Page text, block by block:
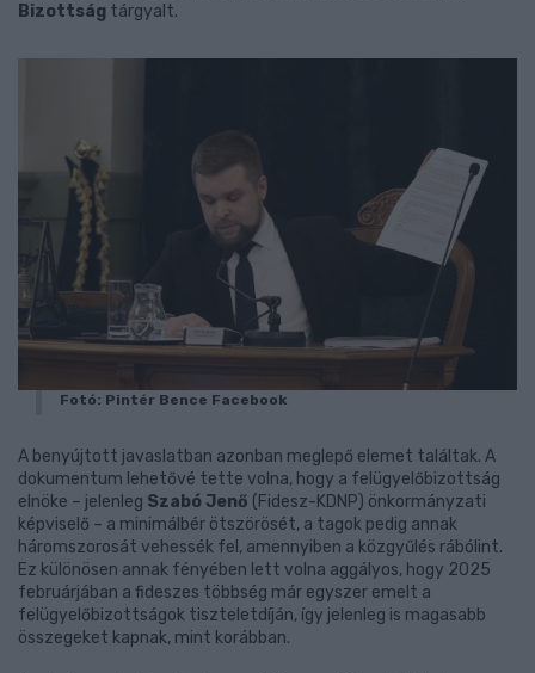
Bizottság tárgyalt.
Fotó: Pintér Bence Facebook
A benyújtott javaslatban azonban meglepő elemet találtak. A
dokumentum lehetővé tette volna, hogy a felügyelőbizottság
elnöke – jelenleg Szabó Jenő (Fidesz-KDNP) önkormányzati
képviselő – a minimálbér ötszörösét, a tagok pedig annak
háromszorosát vehessék fel, amennyiben a közgyűlés rábólint.
Ez különösen annak fényében lett volna aggályos, hogy 2025
februárjában a fideszes többség már egyszer emelt a
felügyelőbizottságok tiszteletdíján, így jelenleg is magasabb
összegeket kapnak, mint korábban.